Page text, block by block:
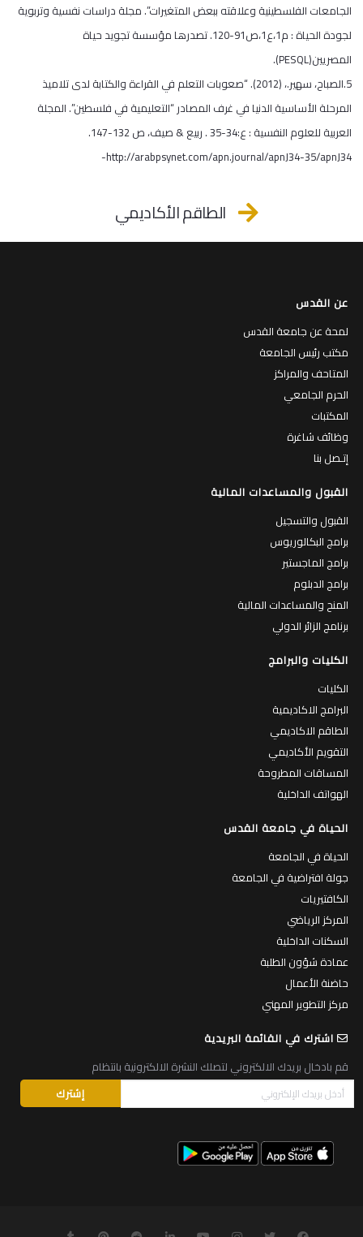
الجامعات الفلسطينية وعلاقته ببعض المتغيرات”. مجلة دراسات نفسية وتربوية
لجودة الحياة : م1،ع1،ص91-120. تصدرها مؤسسة تجويد حياة
المصريين(PESQL).
5.الصباح، سهير.، (2012). “صعوبات التعلم في القراءة والكتابة لدى تلاميذ
المرحلة الأساسية الدنيا في غرف المصادر “التعليمية في فلسطين”. المجلة
العربية للعلوم النفسية : ع:34-35 . ربيع & صيف، ص 132-147.
http://arabpsynet.com/apn.journal/apnJ34-35/apnJ34-
الطاقم الأكاديمي
عن القدس
لمحة عن جامعة القدس
مكتب رئيس الجامعة
المتاحف والمراكز
الحرم الجامعي
المكتبات
وظائف شاغرة
إتـصل بنا
القبول والمساعدات المالية
القبول والتسجيل
برامج البكالوريوس
برامج الماجستير
برامج الدبلوم
المنح والمساعدات المالية
برنامج الزائر الدولي
الكليات والبرامج
الكليات
البرامج الاكاديمية
الطاقم الاكاديمي
التقويم الأكاديمي
المساقات المطروحة
الهواتف الداخلية
الحياة في جامعة القدس
الحياة في الجامعة
جولة افتراضية في الجامعة
الكافتيريات
المركز الرياضي
السكنات الداخلية
عمادة شؤون الطلبة
حاضنة الأعمال
مركز التطوير المهني
اشترك في القائمة البريدية
قم بادخال بريدك الالكتروني لتصلك النشرة الالكترونية بانتظام